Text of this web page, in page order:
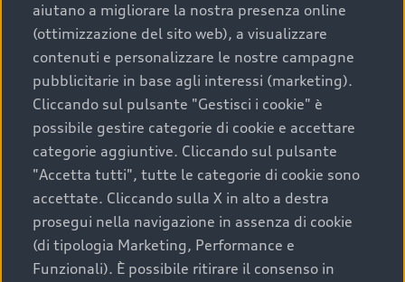
La qualità di acquistare
un’auto usata Audi
Scegliere un’auto usata è una decisione che coniuga
convenienza, affidabilità e sostenibilità. Per fare un
acquisto sicuro, è essenziale considerare aspetti
determinanti come la garanzia inclusa e l’affidabilità del
marchio. Audi offre l’auto usata perfetta tramite Audi
Prima Scelta :plus
aiutano a migliorare la nostra presenza online
(ottimizzazione del sito web), a visualizzare
contenuti e personalizzare le nostre campagne
pubblicitarie in base agli interessi (marketing).
Cliccando sul pulsante "Gestisci i cookie" è
possibile gestire categorie di cookie e accettare
categorie aggiuntive. Cliccando sul pulsante
"Accetta tutti", tutte le categorie di cookie sono
accettate. Cliccando sulla X in alto a destra
prosegui nella navigazione in assenza di cookie
(di tipologia Marketing, Performance e
Funzionali). È possibile ritirare il consenso in